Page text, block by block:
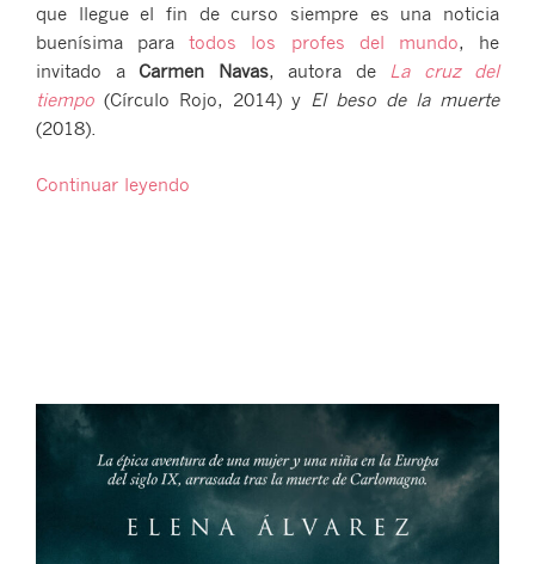
que llegue el fin de curso siempre es una noticia
buenísima paratodos los profes del mundo, he
invitado a Carmen Navas, autora de
La cruz del
tiempo (Círculo Rojo, 2014) y El beso de la muerte
(2018).
Continuar leyendo